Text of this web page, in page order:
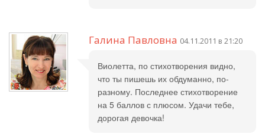
Галина Павловна 04.11.2011 в 21:20
Виолетта, по стихотворения видно,
что ты пишешь их обдуманно, по-
разному. Последнее стихотворение
на 5 баллов с плюсом. Удачи тебе,
дорогая девочка!